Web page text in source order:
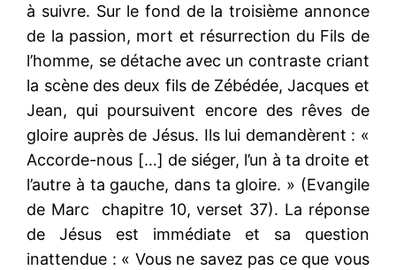
à suivre. Sur le fond de la troisième annonce
de la passion, mort et résurrection du Fils de
l’homme, se détache avec un contraste criant
la scène des deux fils de Zébédée, Jacques et
Jean, qui poursuivent encore des rêves de
gloire auprès de Jésus. Ils lui demandèrent : «
Accorde-nous […] de siéger, l’un à ta droite et
l’autre à ta gauche, dans ta gloire. » (Evangile
de Marc chapitre 10, verset 37). La réponse
de Jésus est immédiate et sa question
inattendue : « Vous ne savez pas ce que vous